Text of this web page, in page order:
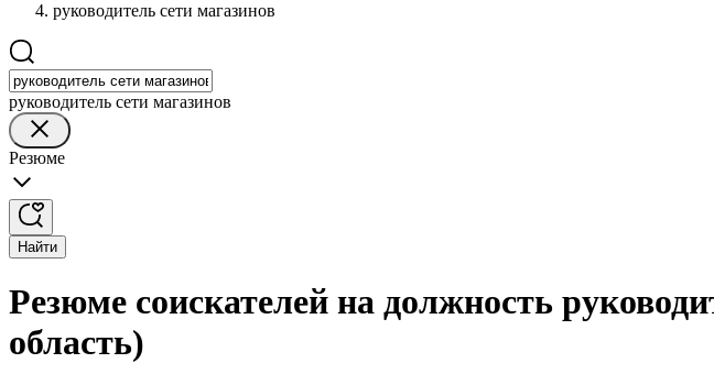
руководитель сети магазинов
руководитель сети магазинов
Резюме
Найти
Резюме соискателей на должность
область)